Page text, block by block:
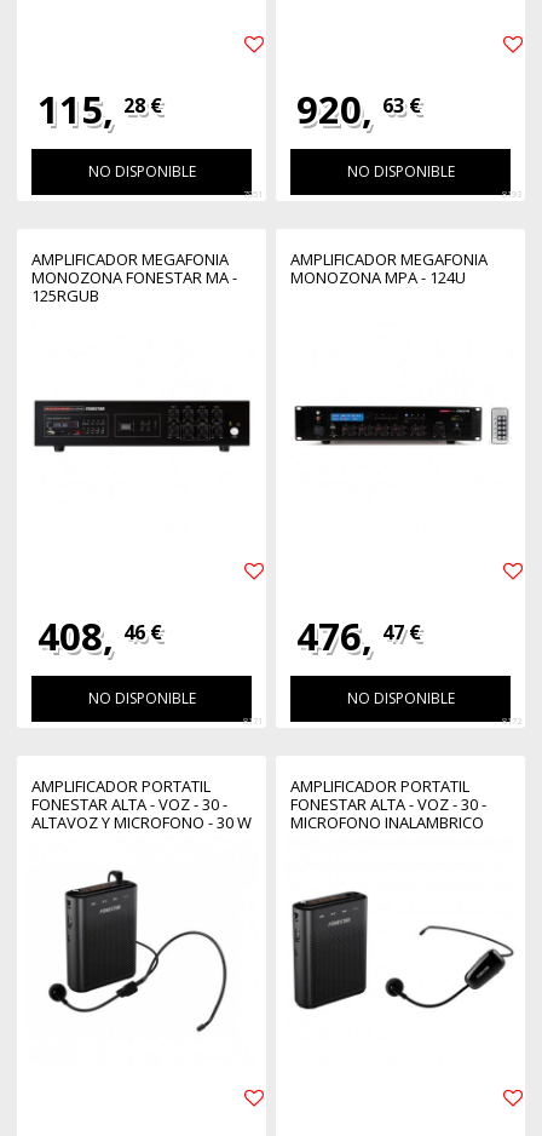
115, 28 €
NO DISPONIBLE
7951
920, 63 €
NO DISPONIBLE
8193
AMPLIFICADOR MEGAFONIA
MONOZONA FONESTAR MA -
125RGUB
408, 46 €
NO DISPONIBLE
8171
AMPLIFICADOR MEGAFONIA
MONOZONA MPA - 124U
476, 47 €
NO DISPONIBLE
8172
AMPLIFICADOR PORTATIL
FONESTAR ALTA - VOZ - 30 -
ALTAVOZ Y MICROFONO - 30 W
PARA PROFESORES
AMPLIFICADOR PORTATIL
FONESTAR ALTA - VOZ - 30 -
MICROFONO INALAMBRICO
PROFESORES